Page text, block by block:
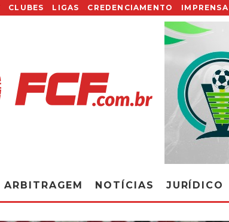
CLUBES LIGAS CREDENCIAMENTO IMPRENSA
ARBITRAGEM NOTÍCIAS JURÍDICO